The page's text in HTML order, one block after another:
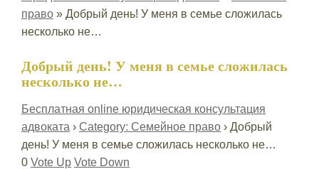
право» Добрый день! У меня в семье сложилась
несколько не…
Добрый день! У меня в семье сложилась
несколько не…
Бесплатная online юридическая консультация
адвоката › Category: Семейное право› Добрый
день! У меня в семье сложилась несколько не…
0 Vote Up Vote Down